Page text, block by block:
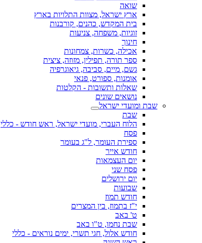
שואה
ארץ ישראל, מצוות התלויות בארץ
בית המקדש, כהנים, קורבנות
זוגיות, משפחה, צניעות
חינוך
אכילה, כשרות, צמחונות
ספר תורה, תפילין, מזוזה, ציצית
גשם, מיים, סביבה, גיאוגרפיה
אומנות, ספורט, פנאי
שאלות ותשובות - הקלטות
נושאים שונים
שבת ומועדי ישראל
שבת
הלוח העברי, מועדי ישראל, ראש חודש - כללי
פסח
ספירת העומר, ל"ג בעומר
חודש אייר
יום העצמאות
פסח שני
יום ירושלים
שבועות
חודש תמוז
י"ז בתמוז, בין המצרים
ט' באב
שבת נחמו, ט"ו באב
חודש אלול, חגי תשרי, ימים נוראים - כללי